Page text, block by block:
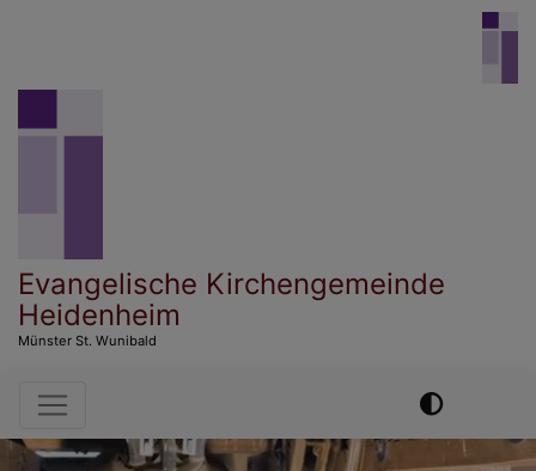
Evangelische Kirchengemeinde
Heidenheim
Münster St. Wunibald
Hauptnavigation